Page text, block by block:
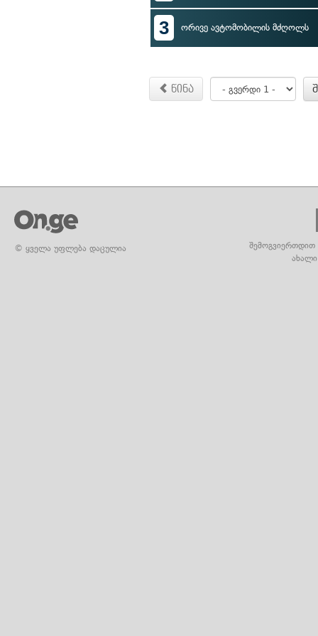
3 ორივე ავტომობილის მძღოლს
წინა
© ყველა უფლება დაცულია
შემოგვიერთდით
ახალი